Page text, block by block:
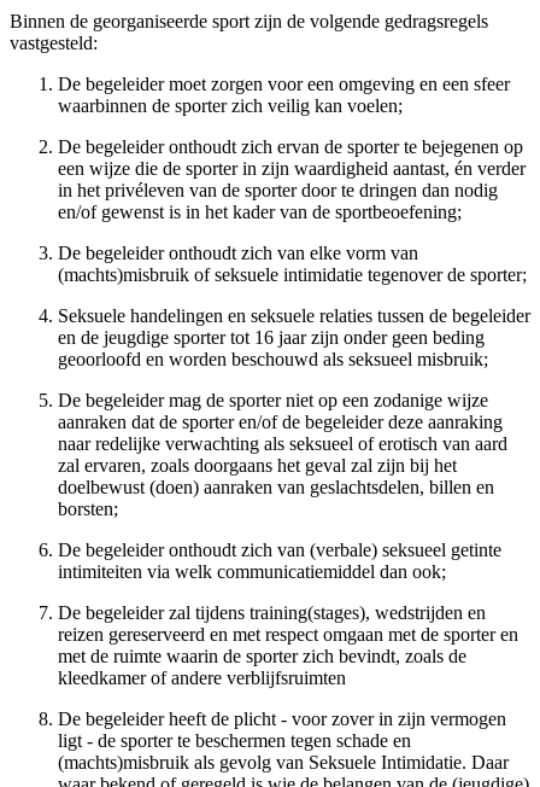
Binnen de georganiseerde sport zijn de volgende gedragsregels
vastgesteld:
De begeleider moet zorgen voor een omgeving en een sfeer
waarbinnen de sporter zich veilig kan voelen;
De begeleider onthoudt zich ervan de sporter te bejegenen op
een wijze die de sporter in zijn waardigheid aantast, én verder
in het privéleven van de sporter door te dringen dan nodig
en/of gewenst is in het kader van de sportbeoefening;
De begeleider onthoudt zich van elke vorm van
(machts)misbruik of seksuele intimidatie tegenover de sporter;
Seksuele handelingen en seksuele relaties tussen de begeleider
en de jeugdige sporter tot 16 jaar zijn onder geen beding
geoorloofd en worden beschouwd als seksueel misbruik;
De begeleider mag de sporter niet op een zodanige wijze
aanraken dat de sporter en/of de begeleider deze aanraking
naar redelijke verwachting als seksueel of erotisch van aard
zal ervaren, zoals doorgaans het geval zal zijn bij het
doelbewust (doen) aanraken van geslachtsdelen, billen en
borsten;
De begeleider onthoudt zich van (verbale) seksueel getinte
intimiteiten via welk communicatiemiddel dan ook;
De begeleider zal tijdens training(stages), wedstrijden en
reizen gereserveerd en met respect omgaan met de sporter en
met de ruimte waarin de sporter zich bevindt, zoals de
kleedkamer of andere verblijfsruimten
De begeleider heeft de plicht - voor zover in zijn vermogen
ligt - de sporter te beschermen tegen schade en
(machts)misbruik als gevolg van Seksuele Intimidatie. Daar